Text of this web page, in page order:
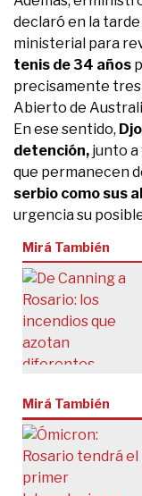
declaró en la
ministerial para
tenis de 34 años
precisamente tres
Abierto de
En ese sentido,
detención, junto
que permanecen
serbio como sus
urgencia su
Mirá También
Mirá También